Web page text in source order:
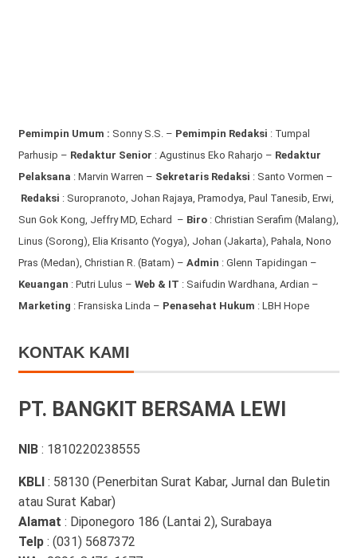
Pemimpin Umum : Sonny S.S. – Pemimpin Redaksi : Tumpal
Parhusip – Redaktur Senior : Agustinus Eko Raharjo – Redaktur
Pelaksana : Marvin Warren – Sekretaris Redaksi : Santo Vormen –
Redaksi : Suropranoto, Johan Rajaya, Pramodya, Paul Tanesib, Erwi,
Sun Gok Kong, Jeffry MD, Echard – Biro: Christian Serafim (Malang),
Linus (Sorong), Elia Krisanto (Yogya), Johan (Jakarta), Pahala, Nono
Pras (Medan), Christian R. (Batam) – Admin : Glenn Tapidingan –
Keuangan : Putri Lulus – Web & IT : Saifudin Wardhana, Ardian –
Marketing : Fransiska Linda – Penasehat Hukum : LBH Hope
KONTAK KAMI
PT. BANGKIT BERSAMA LEWI
NIB : 1810220238555
KBLI : 58130 (Penerbitan Surat Kabar, Jurnal dan Buletin
atau Surat Kabar)
Alamat : Diponegoro 186 (Lantai 2), Surabaya
Telp: (031) 5687372